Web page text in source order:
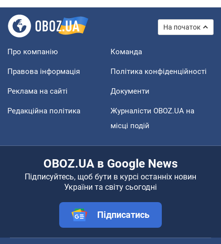
На початок
Про компанію Команда
Правова інформація Політика конфіденційності
Реклама на сайті Документи
Редакційна політика
Журналісти OBOZ.UA на
місці подій
OBOZ.UA в Google News
Підписуйтесь, щоб бути в курсі останніх новин
України та світу сьогодні
Підписатись